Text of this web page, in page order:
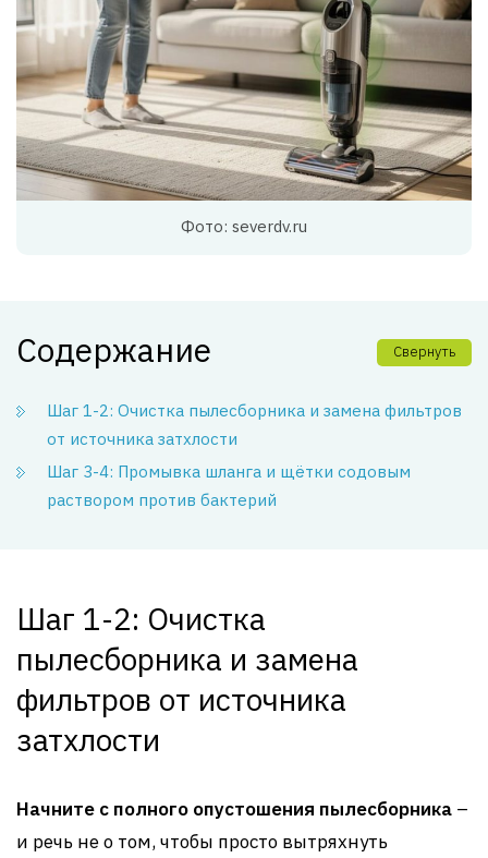
Фото: severdv.ru
Содержание Свернуть
Шаг 1-2: Очистка пылесборника и замена фильтров
от источника затхлости
Шаг 3-4: Промывка шланга и щётки содовым
раствором против бактерий
Шаг 1-2: Очистка
пылесборника и замена
фильтров от источника
затхлости
Начните с полного опустошения пылесборника –
и речь не о том, чтобы просто вытряхнуть